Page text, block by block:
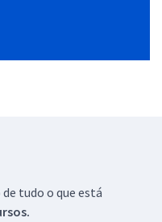
tudo o que está